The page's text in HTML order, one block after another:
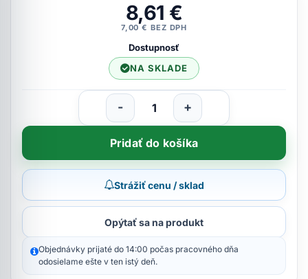
8,61 €
7,00 € BEZ DPH
Dostupnosť
NA SKLADE
- +
Pridať do košíka
Strážiť cenu / sklad
Opýtať sa na produkt
Objednávky prijaté do 14:00 počas pracovného dňa
odosielame ešte v ten istý deň.